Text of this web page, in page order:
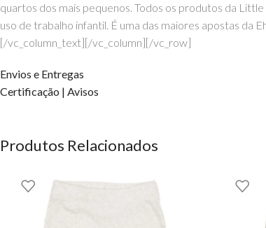
quartos dos mais pequenos. Todos os produtos da
uso de trabalho infantil. É uma das maiores apostas da
[/vc_column_text][/vc_column][/vc_row]
Envios e Entregas
Certificação | Avisos
Produtos Relacionados